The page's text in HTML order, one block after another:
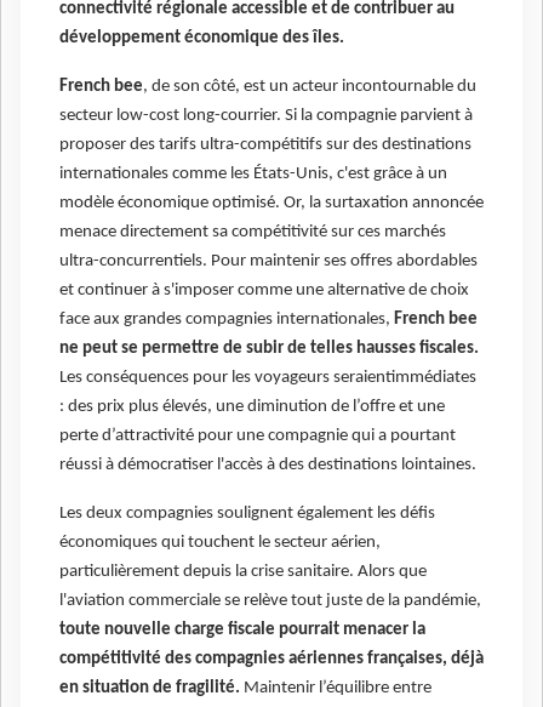
connectivité régionale accessible et de contribuer au
développement économique des îles.
French bee, de son côté, est un acteur incontournable du
secteur low-cost long-courrier. Si la compagnie parvient à
proposer des tarifs ultra-compétitifs sur des destinations
internationales comme les États-Unis, c'est grâce à un
modèle économique optimisé. Or, la surtaxation annoncée
menace directement sa compétitivité sur ces marchés
ultra-concurrentiels. Pour maintenir ses offres abordables
et continuer à s'imposer comme une alternative de choix
face aux grandes compagnies internationales, French bee
ne peut se permettre de subir de telles hausses fiscales.
Les conséquences pour les voyageurs seraientimmédiates
: des prix plus élevés, une diminution de l’offre et une
perte d’attractivité pour une compagnie qui a pourtant
réussi à démocratiser l'accès à des destinations lointaines.
Les deux compagnies soulignent également les défis
économiques qui touchent le secteur aérien,
particulièrement depuis la crise sanitaire. Alors que
l'aviation commerciale se relève tout juste de la pandémie,
toute nouvelle charge fiscale pourrait menacer la
compétitivité des compagnies aériennes françaises, déjà
en situation de fragilité. Maintenir l’équilibre entre